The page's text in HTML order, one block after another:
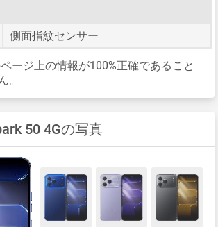
側面指紋センサー
ージ上の情報が100%正確であること
。
50 4Gの写真